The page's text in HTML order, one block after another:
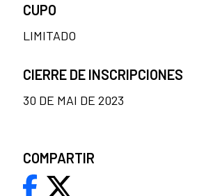
CUPO
LIMITADO
CIERRE DE INSCRIPCIONES
30 DE MAI DE 2023
COMPARTIR